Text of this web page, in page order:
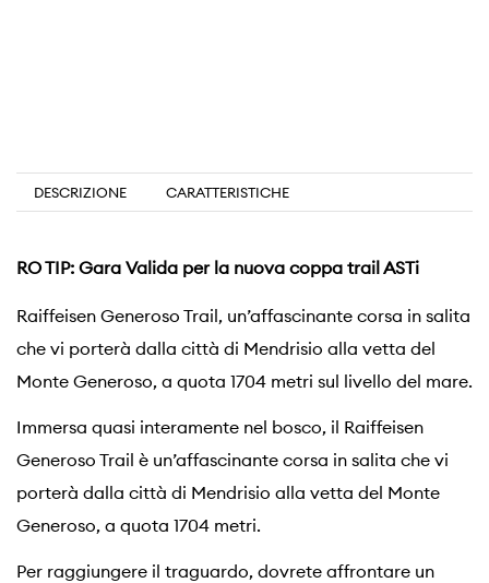
DESCRIZIONE CARATTERISTICHE
RO TIP: Gara Valida per la nuova coppa trail ASTi
Raiffeisen Generoso Trail, un’affascinante corsa in salita
che vi porterà dalla città di Mendrisio alla vetta del
Monte Generoso, a quota 1704 metri sul livello del mare.
Immersa quasi interamente nel bosco, il Raiffeisen
Generoso Trail è un’affascinante corsa in salita che vi
porterà dalla città di Mendrisio alla vetta del Monte
Generoso, a quota 1704 metri.
Per raggiungere il traguardo, dovrete affrontare un